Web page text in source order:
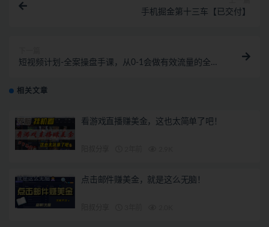
手机掘金第十三车【已交付】
短视频计划-全案操盘手课，从0-1会做有效流量的全案
相关文章
看游戏直播赚美金，这也太简单了吧！
点击邮件赚美金，就是这么无脑！